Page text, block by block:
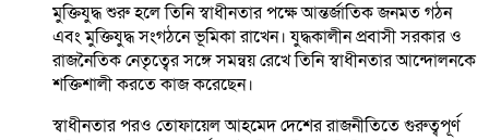
মুক্তিযুদ্ধ শুরু হলে তিনি স্বাধীনতার পক্ষে আন্তর্জাতিক জনমত গঠন
এবং মুক্তিযুদ্ধ সংগঠনে ভূমিকা রাখেন। যুদ্ধকালীন প্রবাসী সরকার ও
রাজনৈতিক নেতৃত্বের সঙ্গে সমন্বয় রেখে তিনি স্বাধীনতার আন্দোলনকে
শক্তিশালী করতে কাজ করেছেন।
স্বাধীনতার পরও তোফায়েল আহমেদ দেশের রাজনীতিতে গুরুত্বপূর্ণ